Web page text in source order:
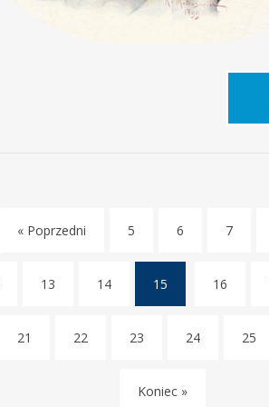
« Poprzedni 5 6 7
13 14
15
16
21 22 23 24 25
Koniec »